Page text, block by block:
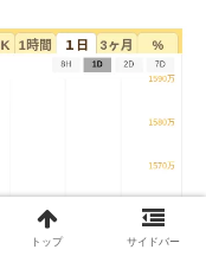
トップ サイドバー